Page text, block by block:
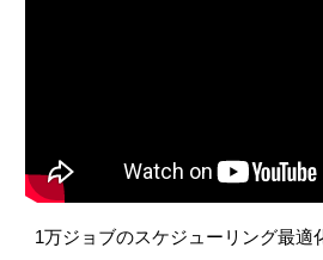
1万ジョブのスケジューリング最適